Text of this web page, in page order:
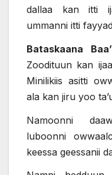
dallaa kan itti
ummanni itti
Bataskaana
Zoodituun kan
Minilikiis asitti
ala kan jiru yoo
Namoonni
luboonni
keessa geessanii